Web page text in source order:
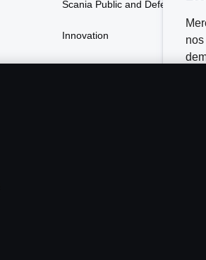
Scania Public and Defense
Innovation